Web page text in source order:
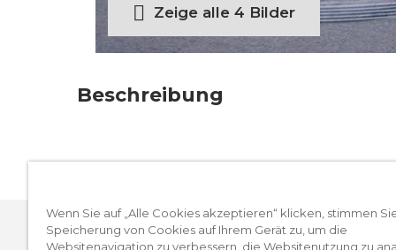
Zeige alle 4 Bilder
Beschreibung
Einsiedeln und das Leben der Mönche.
Bestand. Die DiaVision um 15.30 Uhr ist
eindrücklichen Bildern das Leben und
Wenn Sie auf „Alle Cookies akzeptieren“ klicken, stimmen
Speicherung von Cookies auf Ihrem Gerät zu, um die
Websitenavigation zu verbessern, die Websitenutzung zu